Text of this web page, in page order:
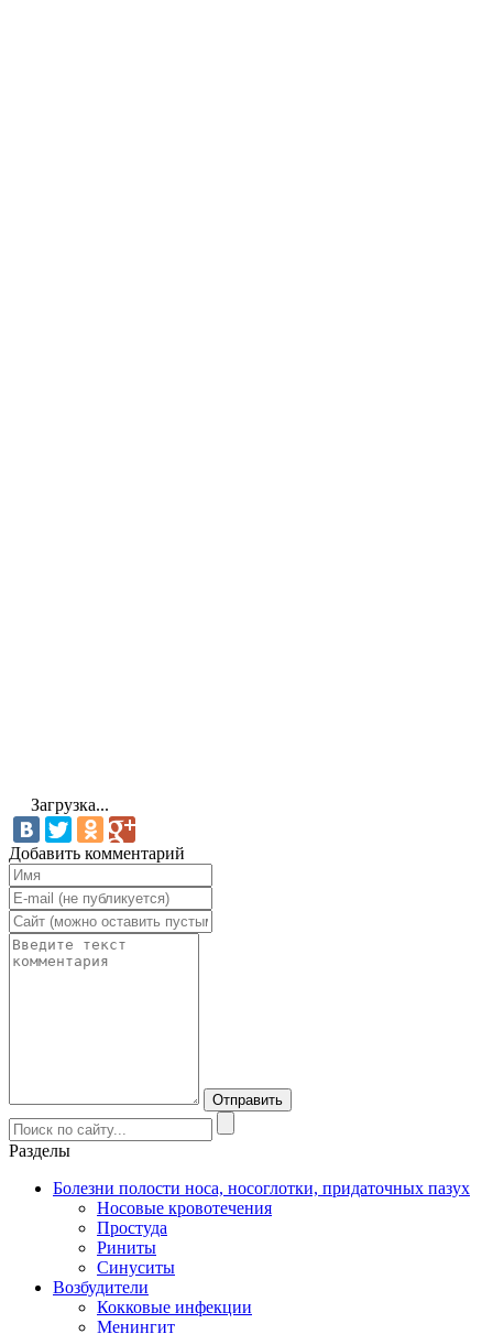
Загрузка...
Добавить комментарий
Разделы
Болезни полости носа, носоглотки, придаточных пазух
Носовые кровотечения
Простуда
Риниты
Синуситы
Возбудители
Кокковые инфекции
Менингит